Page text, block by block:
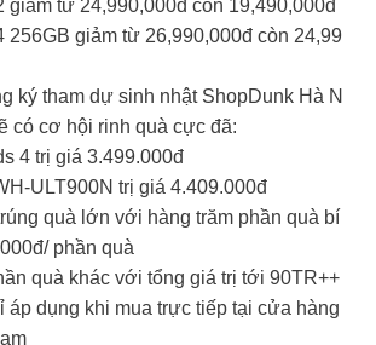
giảm từ 24,990,000đ còn 19,490,000đ
256GB giảm từ 26,990,000đ còn 24,99
ký tham dự sinh nhật ShopDunk Hà N
có cơ hội rinh quà cực đã:
4 trị giá 3.499.000đ
ULT900N trị giá 4.409.000đ
quà lớn với hàng trăm phần quà bí
phần quà
quà khác với tổng giá trị tới 90TR++
dụng khi mua trực tiếp tại cửa hàng